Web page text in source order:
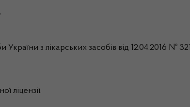
з лікарських засобів від 12.04.2016 №
ліцензії.